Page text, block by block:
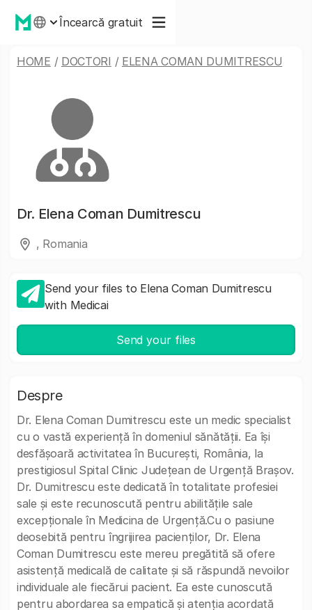
Încearcă gratuit
HOME / DOCTORI / ELENA COMAN DUMITRESCU
Dr. Elena Coman Dumitrescu
, Romania
Send your files to Elena Coman Dumitrescu
with Medicai
Send your files
Despre
Dr. Elena Coman Dumitrescu este un medic specialist
cu o vastă experiență în domeniul sănătății. Ea își
desfășoară activitatea în București, România, la
prestigiosul Spital Clinic Județean de Urgență Brașov.
Dr. Dumitrescu este dedicată în totalitate profesiei
sale și este recunoscută pentru abilitățile sale
excepționale în Medicina de Urgență.Cu o pasiune
deosebită pentru îngrijirea pacienților, Dr. Elena
Coman Dumitrescu este mereu pregătită să ofere
asistență medicală de calitate și să răspundă nevoilor
individuale ale fiecărui pacient. Ea este cunoscută
pentru abordarea sa empatică și atenția acordată